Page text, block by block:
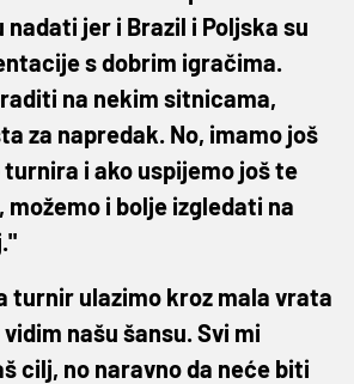
nadati jer i Brazil i Poljska su
s dobrim igračima.
na nekim sitnicama,
za napredak. No, imamo još
i ako uspijemo još te
i bolje izgledati na
turnir ulazimo kroz mala vrata
našu šansu. Svi mi
cilj, no naravno da neće biti